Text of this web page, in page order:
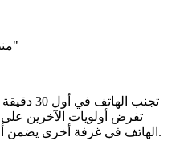
​2. منطقة عازلة بعيداً عن "الشاشات"
​تجنب
تفرض أولويات الآخرين
الهاتف في غرفة أخرى يضمن أن يكون بداية يومك ملكاً لك وحدك.